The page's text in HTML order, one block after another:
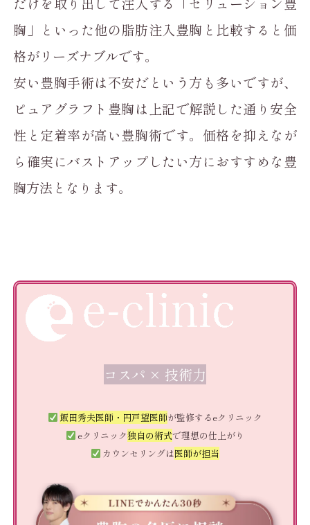
胸」といった他の脂肪注入豊胸と比較すると価
格がリーズナブルです。
安い豊胸手術は不安だという方も多いですが、
ピュアグラフト豊胸は上記で解説した通り安全
性と定着率が高い豊胸術です。価格を抑えなが
ら確実にバストアップしたい方におすすめな豊
胸方法となります。
コスパ × 技術力
飯田秀夫医師・円戸望医師が監修するeクリニック
eクリニック独自の術式で理想の仕上がり
カウンセリングは医師が担当